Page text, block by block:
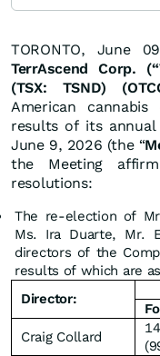
TORONTO, June
TerrAscend Corp.
(TSX: TSND)
American
results of its
June 9, 2026 (the “
the Meeting
resolutions:
The re-election of
Ms. Ira Duarte, Mr.
directors of the
results of which are
Director:
Craig Collard